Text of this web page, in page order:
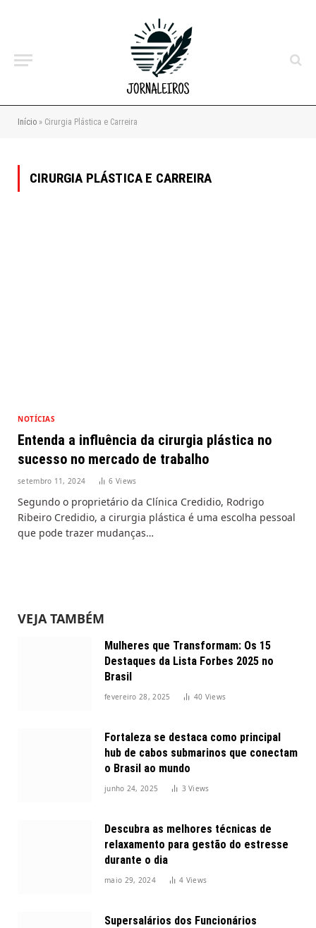
Início » Cirurgia Plástica e Carreira
CIRURGIA PLÁSTICA E CARREIRA
NOTÍCIAS
Entenda a influência da cirurgia plástica no
sucesso no mercado de trabalho
setembro 11, 2024 6Views
Segundo o proprietário da Clínica Credidio, Rodrigo
Ribeiro Credidio, a cirurgia plástica é uma escolha pessoal
que pode trazer mudanças…
VEJA TAMBÉM
Mulheres que Transformam: Os 15
Destaques da Lista Forbes 2025 no
Brasil
fevereiro 28, 2025 40 Views
Fortaleza se destaca como principal
hub de cabos submarinos que conectam
o Brasil ao mundo
junho 24, 2025 3Views
Descubra as melhores técnicas de
relaxamento para gestão do estresse
durante o dia
maio 29, 2024 4 Views
Supersalários dos Funcionários